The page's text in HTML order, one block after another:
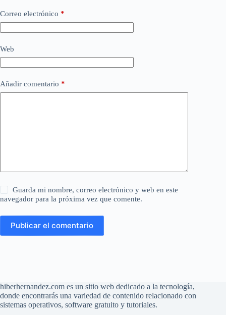
Correo electrónico *
Web
Añadir comentario *
Guarda mi nombre, correo electrónico y web en este
navegador para la próxima vez que comente.
Publicar el comentario
hiberhernandez.com es un sitio web dedicado a la tecnología,
donde encontrarás una variedad de contenido relacionado con
sistemas operativos, software gratuito y tutoriales.